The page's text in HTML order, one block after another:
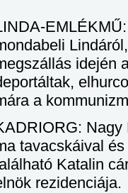
idején
a
Nagy
tavacskáival
Katalin
rezidenciája.